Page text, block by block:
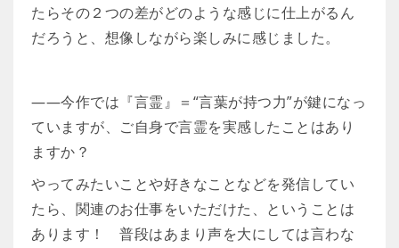
たらその２つの差がどのような感じに仕上がるん
だろうと、想像しながら楽しみに感じました。
――今作では『言霊』＝“言葉が持つ力”が鍵になっ
ていますが、ご自身で言霊を実感したことはあり
ますか？
やってみたいことや好きなことなどを発信してい
たら、関連のお仕事をいただけた、ということは
あります！ 普段はあまり声を大にしては言わな